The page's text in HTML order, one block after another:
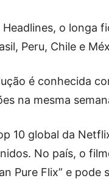
o longa
Peru, Chile e
é conhecida
na mesma
10 global da
No país, o
Pure Flix” e